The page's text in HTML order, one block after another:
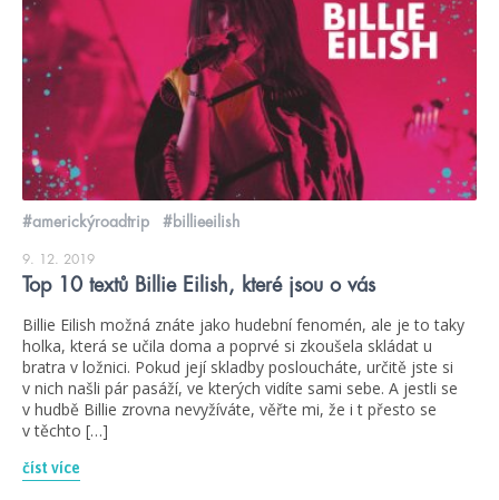
#americkýroadtrip #billieeilish
9. 12. 2019
Top 10 textů Billie Eilish, které jsou o vás
Billie Eilish možná znáte jako hudební fenomén, ale je to taky
holka, která se učila doma a poprvé si zkoušela skládat u
bratra v ložnici. Pokud její skladby posloucháte, určitě jste si
v nich našli pár pasáží, ve kterých vidíte sami sebe. A jestli se
v hudbě Billie zrovna nevyžíváte, věřte mi, že i t přesto se
v těchto […]
číst více